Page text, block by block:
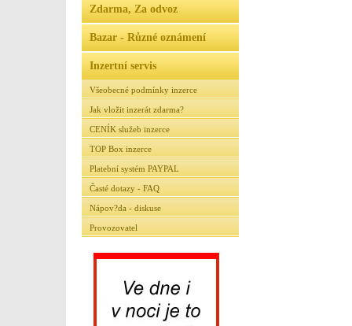
Zdarma, Za odvoz
Bazar - Různé oznámení
Inzertní servis
Všeobecné podmínky inzerce
Jak vložit inzerát zdarma?
CENÍK služeb inzerce
TOP Box inzerce
Platební systém PAYPAL
Časté dotazy - FAQ
Nápov?da - diskuse
Provozovatel